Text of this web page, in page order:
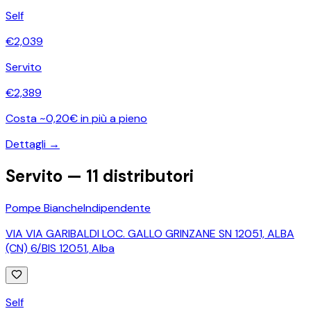
Self
€2,039
Servito
€2,389
Costa ~0,20€ in più a pieno
Dettagli →
Servito — 11 distributori
Pompe BiancheIndipendente
VIA VIA GARIBALDI LOC. GALLO GRINZANE SN 12051, ALBA
(CN) 6/BIS 12051,Alba
Self